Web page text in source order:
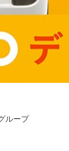
ループ